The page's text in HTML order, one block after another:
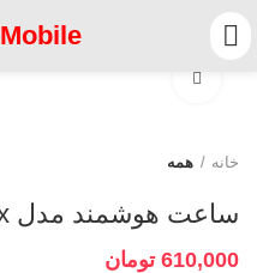
Mobile
خانه همه
ساعت هوشمند مدل ws19 max
610,000 تومان